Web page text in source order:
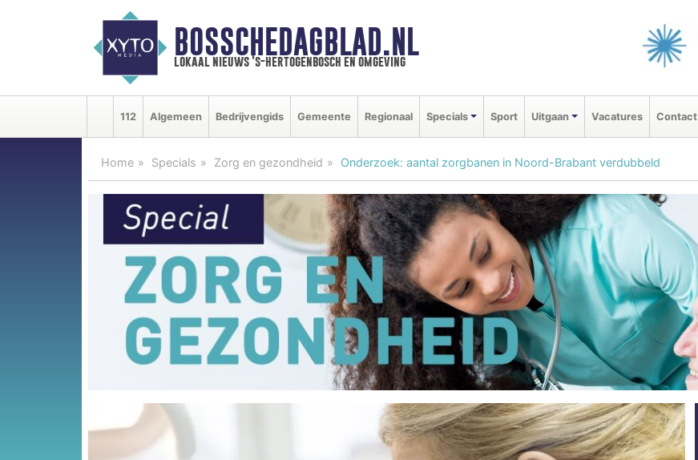
BOSSCHEDAGBLAD.NL
lokaal nieuws 's-hertogenbosch en omgeving
112 Algemeen Bedrijvengids Gemeente Regionaal Specials Sport Uitgaan Vacatures Contact
Home Specials Zorg en gezondheid Onderzoek: aantal zorgbanen in Noord-Brabant verdubbeld